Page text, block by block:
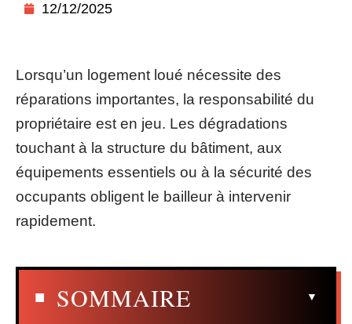
12/12/2025
Lorsqu’un logement loué nécessite des
réparations importantes, la responsabilité du
propriétaire est en jeu. Les dégradations
touchant à la structure du bâtiment, aux
équipements essentiels ou à la sécurité des
occupants obligent le bailleur à intervenir
rapidement.
SOMMAIRE